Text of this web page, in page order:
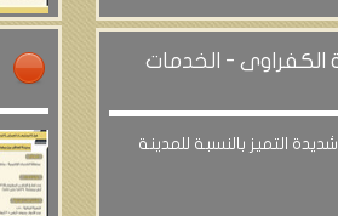
الكفراوى - الخدمات
التميز بالنسبة للمدينة